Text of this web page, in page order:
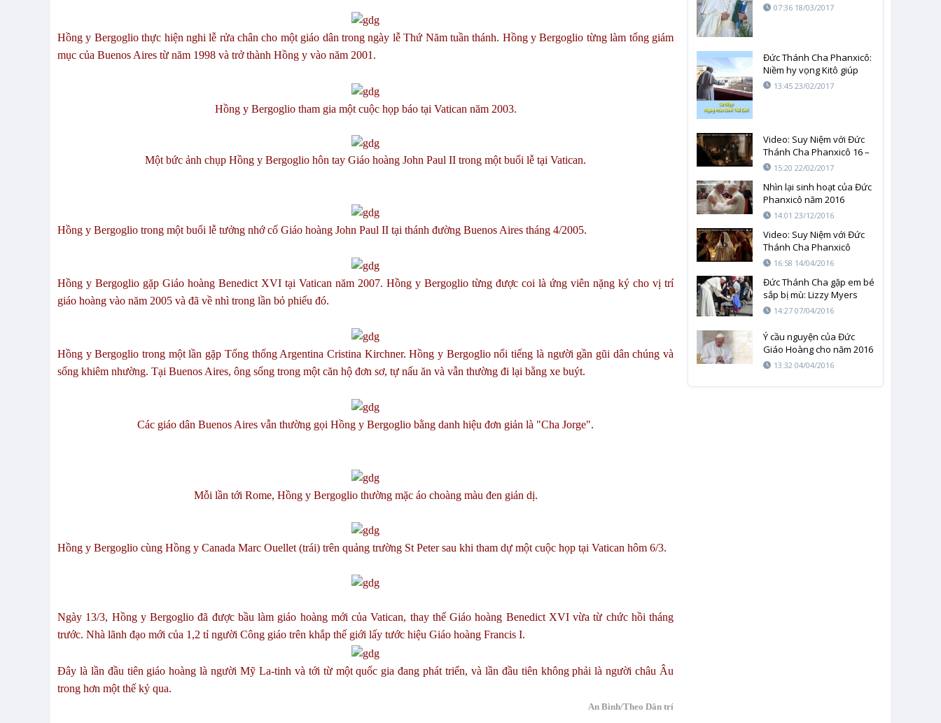
Hồng y Bergoglio thực hiện nghi lễ rửa chân cho một giáo dân trong ngày lễ Thứ Năm tuần thánh. Hồng y Bergoglio từng làm tổng giám
mục của Buenos Aires từ năm 1998 và trở thành Hồng y vào năm 2001.
Hồng y Bergoglio tham gia một cuộc họp báo tại Vatican năm 2003.
Một bức ảnh chụp Hồng y Bergoglio hôn tay Giáo hoàng John Paul II trong một buổi lễ tại Vatican.
Hồng y Bergoglio trong một buổi lễ tưởng nhớ cố Giáo hoàng John Paul II tại thánh đường Buenos Aires tháng 4/2005.
Hồng y Bergoglio gặp Giáo hoàng Benedict XVI tại Vatican năm 2007. Hồng y Bergoglio từng được coi là ứng viên nặng ký cho vị trí
giáo hoàng vào năm 2005 và đã về nhì trong lần bỏ phiếu đó.
Hồng y Bergoglio trong một lần gặp Tổng thống Argentina Cristina Kirchner. Hồng y Bergoglio nổi tiếng là người gần gũi dân chúng và
sống khiêm nhường. Tại Buenos Aires, ông sống trong một căn hộ đơn sơ, tự nấu ăn và vẫn thường đi lại bằng xe buýt.
Các giáo dân Buenos Aires vẫn thường gọi Hồng y Bergoglio bằng danh hiệu đơn giản là "Cha Jorge".
Mỗi lần tới Rome, Hồng y Bergoglio thường mặc áo choàng màu đen giản dị.
Hồng y Bergoglio cùng Hồng y Canada Marc Ouellet (trái) trên quảng trường St Peter sau khi tham dự một cuộc họp tại Vatican hôm 6/3.
Ngày 13/3, Hồng y Bergoglio đã được bầu làm giáo hoàng mới của Vatican, thay thế Giáo hoàng Benedict XVI vừa từ chức hồi tháng
trước. Nhà lãnh đạo mới của 1,2 tỉ người Công giáo trên khắp thế giới lấy tước hiệu Giáo hoàng Francis I.
Đây là lần đầu tiên giáo hoàng là người Mỹ La-tinh và tới từ một quốc gia đang phát triển, và lần đầu tiên không phải là người châu Âu
trong hơn một thế kỷ qua.
An Bình/Theo Dân trí
07:36 18/03/2017
Đức Thánh Cha Phanxicô:
Niềm hy vọng Kitô giúp
nhìn mọi sự với đôi mắt
13:45 23/02/2017
Video: Suy Niệm với Đức
Thánh Cha Phanxicô 16 –
21/02/2017: Câu Chuyện
15:20 22/02/2017
Nhìn lại sinh hoạt của Đức
Phanxicô năm 2016
14:01 23/12/2016
Video: Suy Niệm với Đức
Thánh Cha Phanxicô
07/04– 13/04/2016: Câu
Emmaus
16:58 14/04/2016
Đức Thánh Cha gặp em bé
sắp bị mù: Lizzy Myers
14:27 07/04/2016
Ý cầu nguyện của Đức
Giáo Hoàng cho năm 2016
13:32 04/04/2016